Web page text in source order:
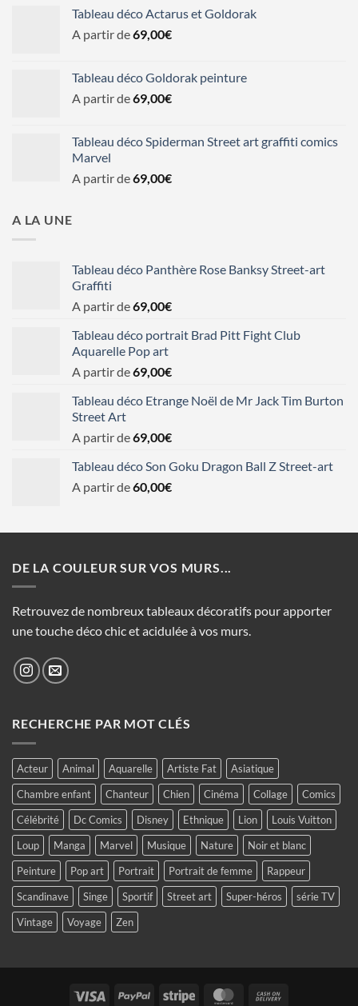
Tableau déco Actarus et Goldorak
A partir de69,00€
Tableau déco Goldorak peinture
A partir de69,00€
Tableau déco Spiderman Street art graffiti comics
Marvel
A partir de69,00€
A LA UNE
Tableau déco Panthère Rose Banksy Street-art
Graffiti
A partir de69,00€
Tableau déco portrait Brad Pitt Fight Club
Aquarelle Pop art
A partir de69,00€
Tableau déco Etrange Noël de Mr Jack Tim Burton
Street Art
A partir de69,00€
Tableau déco Son Goku Dragon Ball Z Street-art
A partir de60,00€
DE LA COULEUR SUR VOS MURS...
Retrouvez de nombreux tableaux décoratifs pour apporter
une touche déco chic et acidulée à vos murs.
RECHERCHE PAR MOT CLÉS
Acteur Animal Aquarelle Artiste Fat
Asiatique
Chambre enfant
Chanteur Chien Cinéma Collage
Comics
Célébrité
Dc Comics Disney Ethnique Lion
Louis Vuitton
Loup
Manga Marvel Musique Nature
Noir et blanc
Peinture
Pop art Portrait Portrait de femme
Rappeur
Scandinave
Singe Sportif Street art Super-héros
série TV
Vintage
Voyage Zen
Visa PayPal Stripe MasterCard